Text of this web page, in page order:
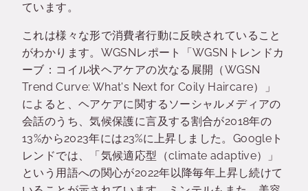
ています。
これは様々な形で消費者行動に反映されていること
がわかります。WGSNレポート「WGSNトレンドカ
ーブ：コイル状ヘアケアの次なる展開（WGSN
Trend Curve: What's Next for Coily Haircare）」
によると、ヘアケアに関するソーシャルメディアの
会話のうち、気候保護に言及する割合が2018年の
13%から2023年には23%に上昇しました。Googleト
レンドでは、「気候適応型（climate adaptive）」
という用語への関心が2022年以降毎年上昇し続けて